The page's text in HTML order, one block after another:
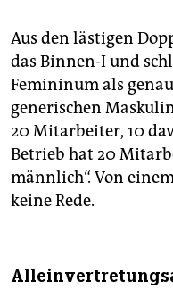
Aus den lästigen
das Binnen-I und
Femininum als
generischen
20 Mitarbeiter, 10
Betrieb hat 20
männlich“. Von
keine Rede.